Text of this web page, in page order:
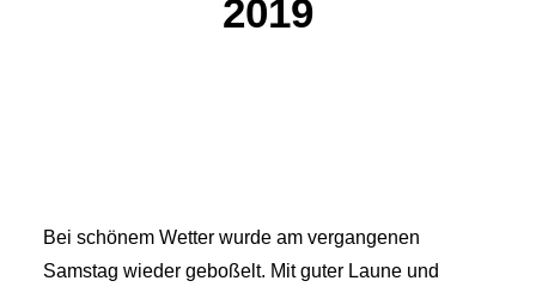
Kontakt
2019
Bei schönem Wetter wurde am vergangenen
Samstag wieder geboßelt. Mit guter Laune und